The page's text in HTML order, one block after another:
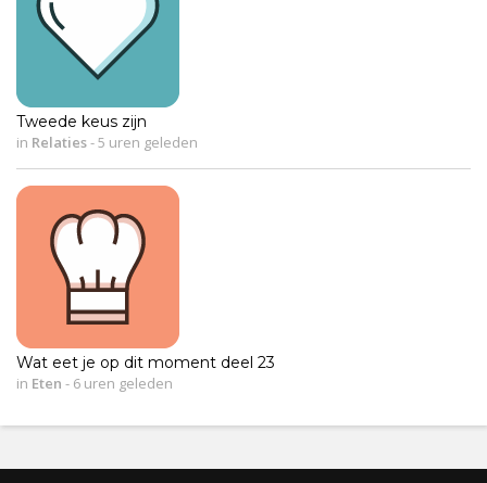
Tweede keus zijn
in Relaties-5 uren geleden
Wat eet je op dit moment deel 23
in Eten - 6 uren geleden